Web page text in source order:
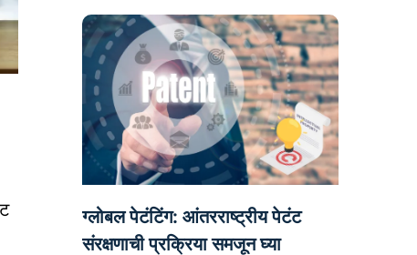
ग्लोबल पेटंटिंग: आंतरराष्ट्रीय पेटंट
संरक्षणाची प्रक्रिया समजून घ्या